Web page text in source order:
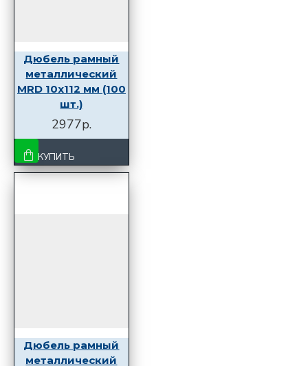
Дюбель рамный
металлический
MRD 10x112 мм (100
шт.)
2977р.
КУПИТЬ
Дюбель рамный
металлический